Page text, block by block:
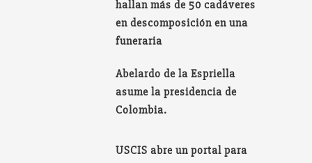
hallan más de 50 cadáveres
en descomposición en una
funeraria
Abelardo de la Espriella
asume la presidencia de
Colombia.
USCIS abre un portal para